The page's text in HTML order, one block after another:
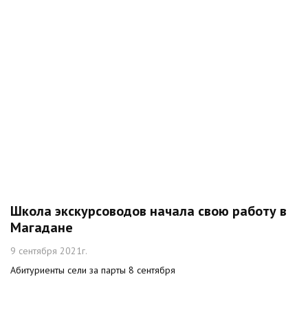
Школа экскурсоводов начала свою работу в
Магадане
9 сентября 2021г.
Абитуриенты сели за парты 8 сентября